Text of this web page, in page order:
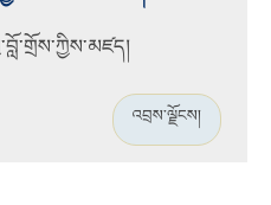
འབྲས་ལྗོངས།